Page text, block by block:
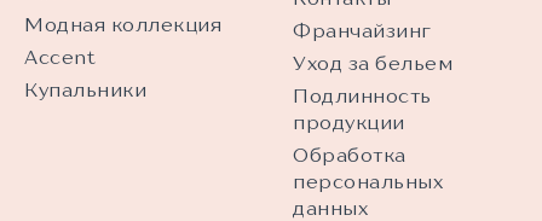
Модная коллекция
Accent
Купальники
Франчайзинг
Уход за бельем
Подлинность
продукции
Обработка
персональных
данных